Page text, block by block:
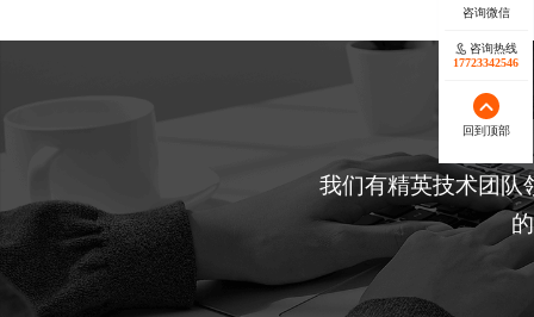
我们有精英技术团队
咨询热线
17723342546
回到顶部